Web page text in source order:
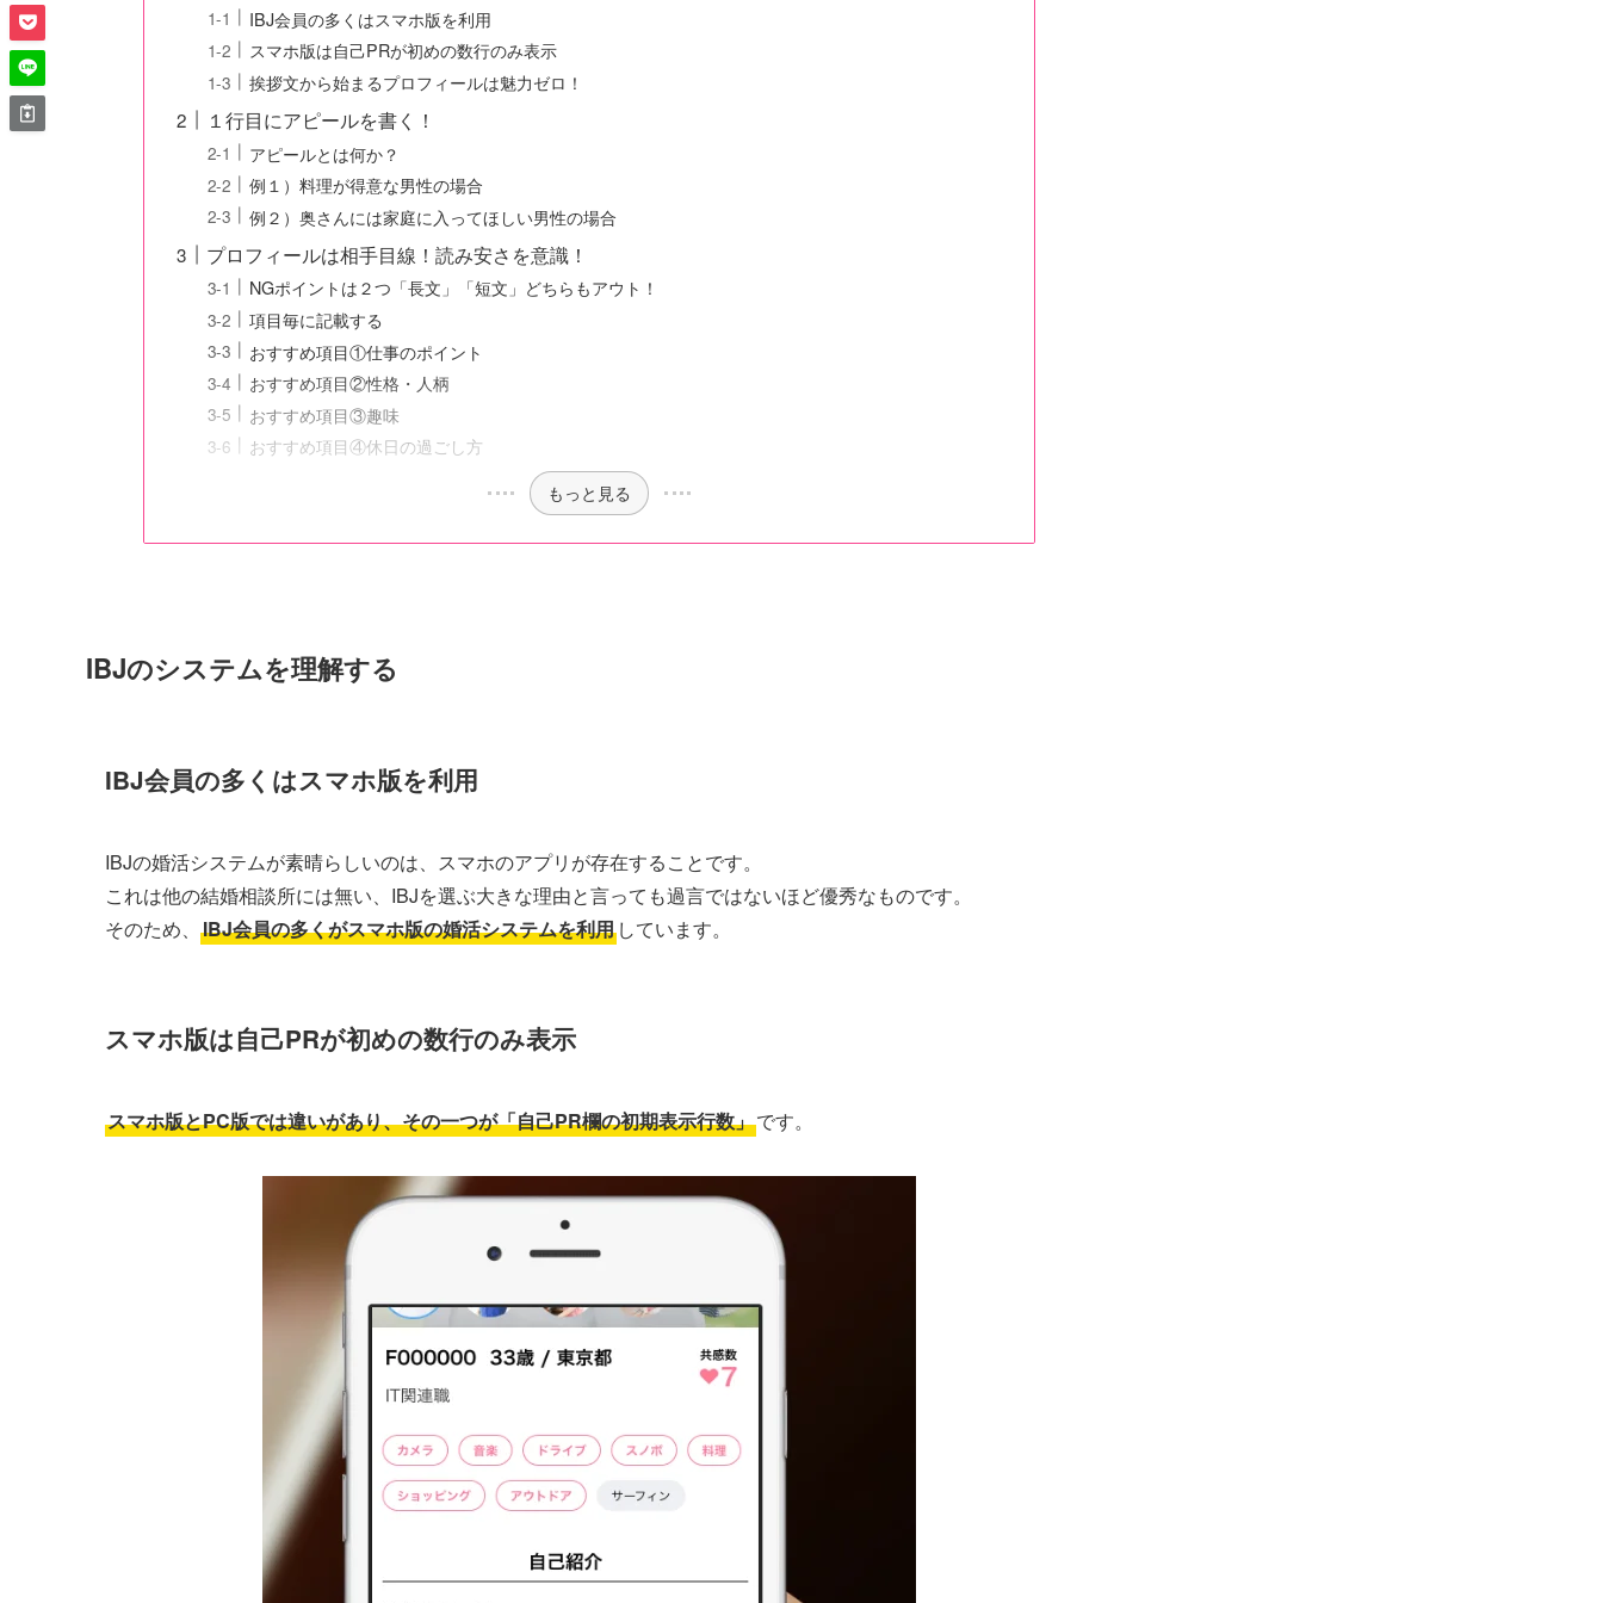
IBJ会員の多くはスマホ版を利用
スマホ版は自己PRが初めの数行のみ表示
挨拶文から始まるプロフィールは魅力ゼロ！
１行目にアピールを書く！
アピールとは何か？
例１）料理が得意な男性の場合
例２）奥さんには家庭に入ってほしい男性の場合
プロフィールは相手目線！読み安さを意識！
NGポイントは２つ「長文」「短文」どちらもアウト！
項目毎に記載する
おすすめ項目①仕事のポイント
おすすめ項目②性格・人柄
おすすめ項目③趣味
おすすめ項目④休日の過ごし方
もっと見る
IBJのシステムを理解する
IBJ会員の多くはスマホ版を利用
IBJの婚活システムが素晴らしいのは、スマホのアプリが存在することです。
これは他の結婚相談所には無い、IBJを選ぶ大きな理由と言っても過言ではないほど優秀なものです。
そのため、 IBJ会員の多くがスマホ版の婚活システムを利用 しています。
スマホ版は自己PRが初めの数行のみ表示
スマホ版とPC版では違いがあり、その一つが「自己PR欄の初期表示行数」です。